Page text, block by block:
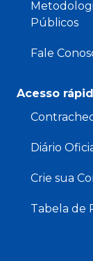
Públicos
Fale
Acesso
Diário
Crie sua
Tabela de